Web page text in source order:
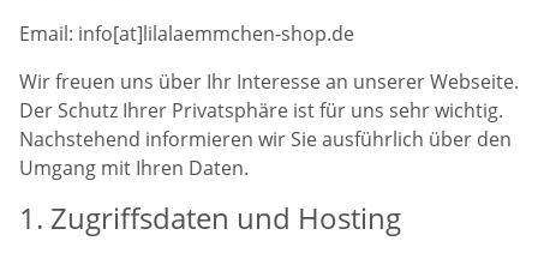
Email: info[at]lilalaemmchen-shop.de
Wir freuen uns über Ihr Interesse an unserer Webseite.
Der Schutz Ihrer Privatsphäre ist für uns sehr wichtig.
Nachstehend informieren wir Sie ausführlich über den
Umgang mit Ihren Daten.
1. Zugriffsdaten und Hosting